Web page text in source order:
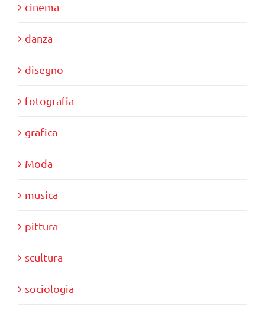
cinema
danza
disegno
fotografia
grafica
Moda
musica
pittura
scultura
sociologia